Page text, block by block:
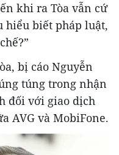
khi ra Tòa vẫn cứ
hiểu biết pháp luật,
bị cáo Nguyễn
túng trong nhận
đối với giao dịch
AVG và MobiFone.